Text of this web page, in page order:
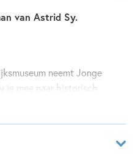
van Astrid Sy.
neemt Jonge
je mee naar historisch
Freddie een groot geheim